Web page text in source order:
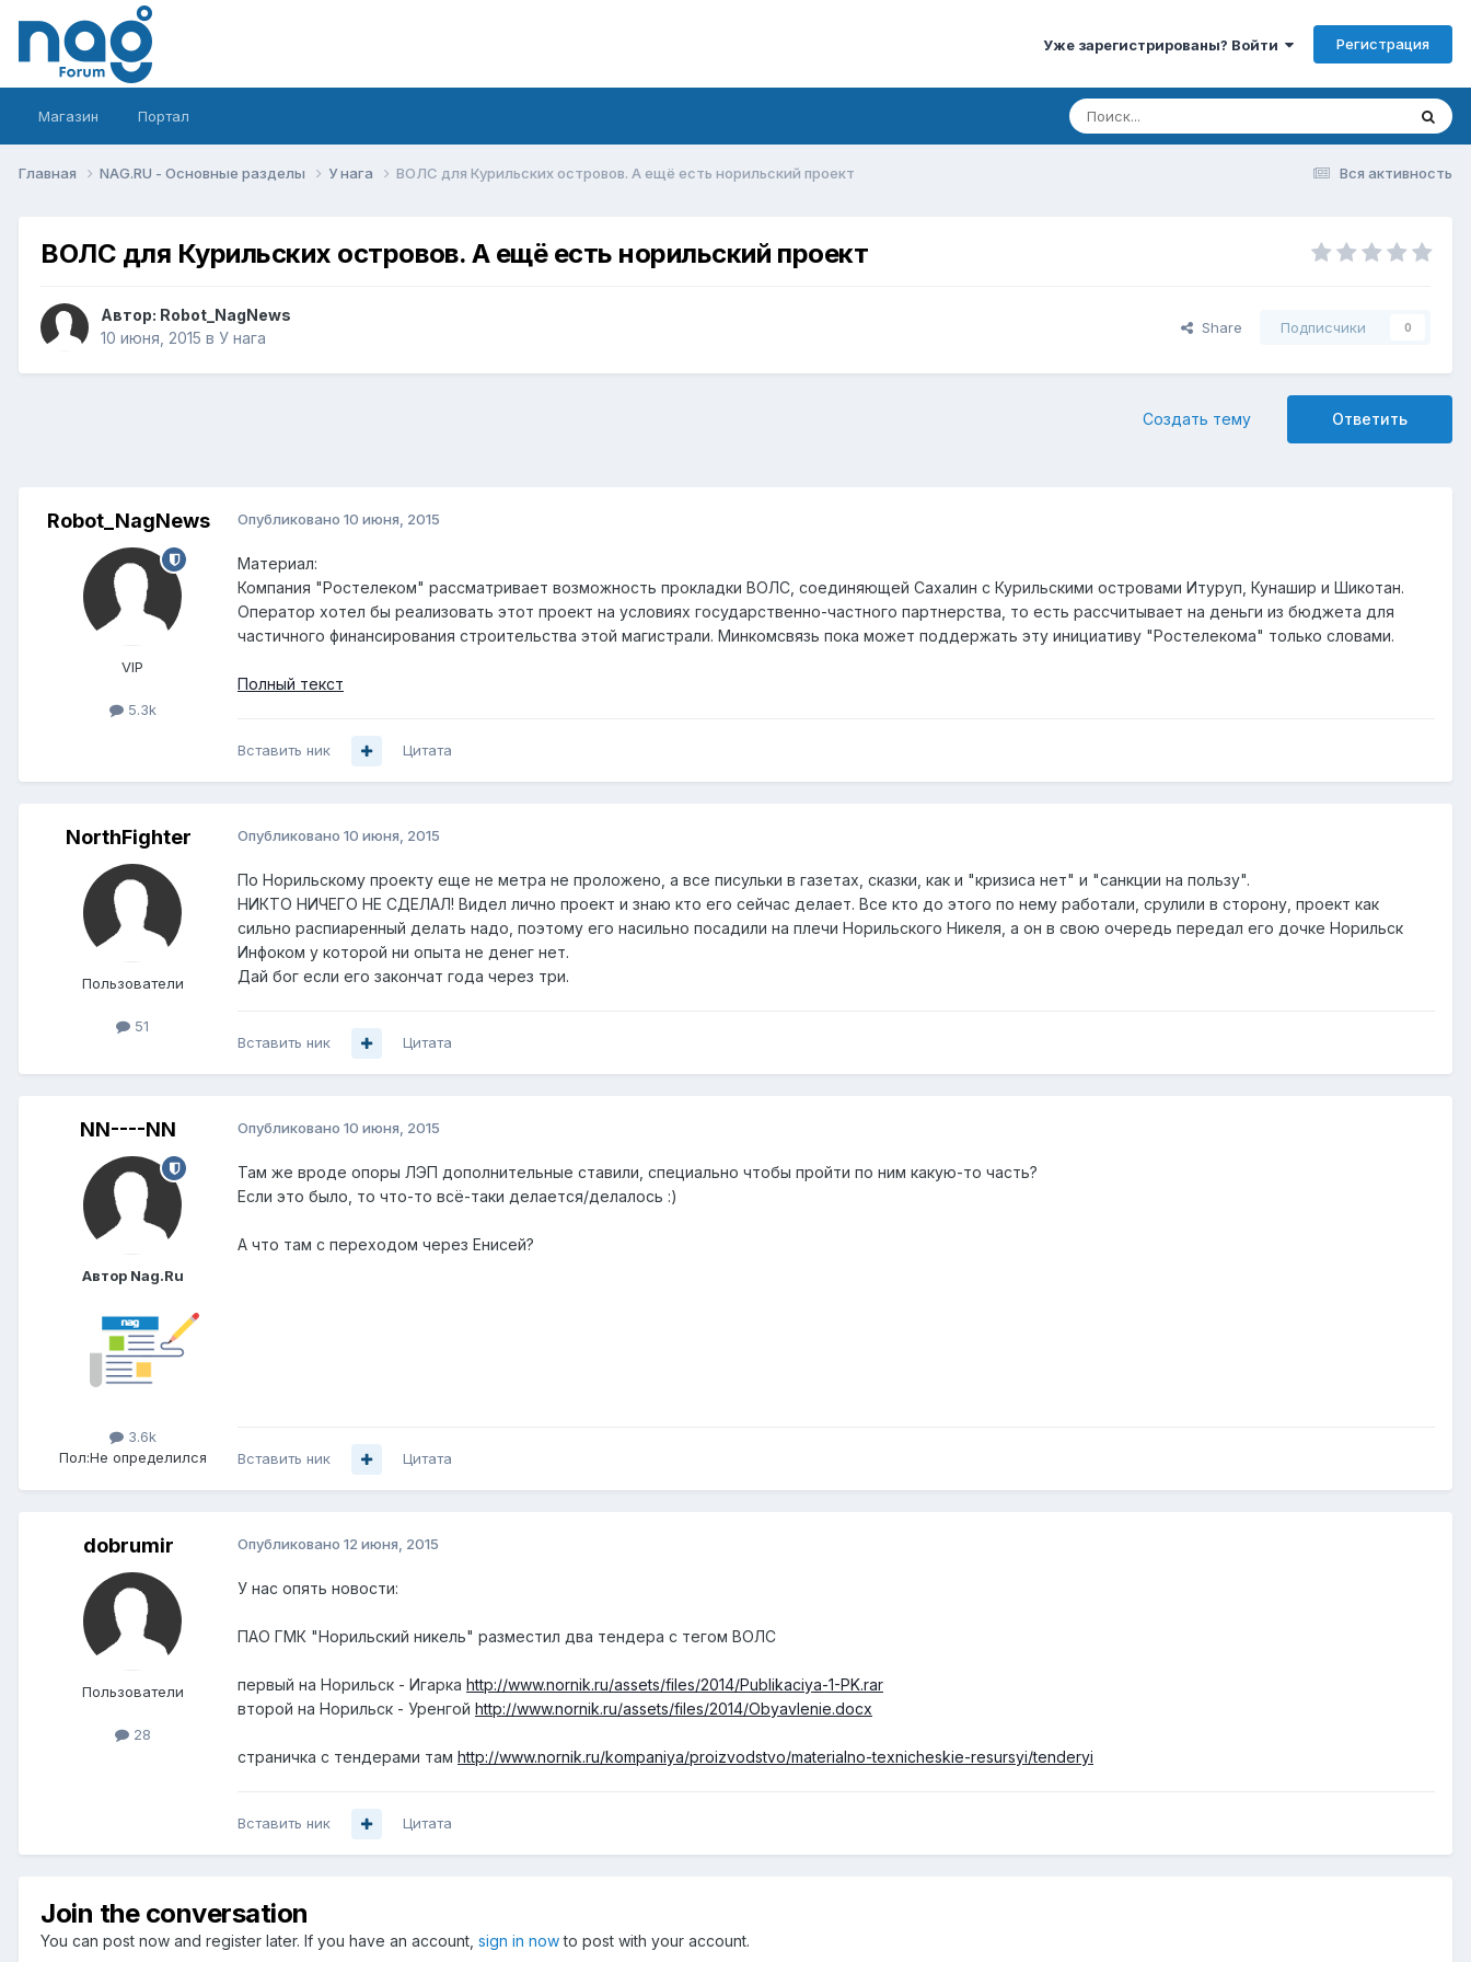
Уже зарегистрированы? Войти Регистрация
Магазин Портал
Вся активность
Главная NAG.RU - Основные разделы У нага ВОЛС для Курильских островов. А ещё есть норильский проект
ВОЛС для Курильских островов. А ещё есть норильский проект
Автор: Robot_NagNews
10 июня, 2015 в У нага
Share Подписчики 0
Ответить
Создать тему
Robot_NagNews
VIP
5.3k
Опубликовано 10 июня, 2015
Материал:
Компания "Ростелеком" рассматривает возможность прокладки ВОЛС, соединяющей Сахалин с Курильскими островами Итуруп, Кунашир и Шикотан.
Оператор хотел бы реализовать этот проект на условиях государственно-частного партнерства, то есть рассчитывает на деньги из бюджета для
частичного финансирования строительства этой магистрали. Минкомсвязь пока может поддержать эту инициативу "Ростелекома" только словами.
Полный текст
Вставить ник Цитата
NorthFighter
Пользователи
51
Опубликовано 10 июня, 2015
По Норильскому проекту еще не метра не проложено, а все писульки в газетах, сказки, как и "кризиса нет" и "санкции на пользу".
НИКТО НИЧЕГО НЕ СДЕЛАЛ! Видел лично проект и знаю кто его сейчас делает. Все кто до этого по нему работали, срулили в сторону, проект как
сильно распиаренный делать надо, поэтому его насильно посадили на плечи Норильского Никеля, а он в свою очередь передал его дочке Норильск
Инфоком у которой ни опыта не денег нет.
Дай бог если его закончат года через три.
Вставить ник Цитата
NN----NN
Автор Nag.Ru
3.6k
Пол:Не определился
Опубликовано 10 июня, 2015
Там же вроде опоры ЛЭП дополнительные ставили, специально чтобы пройти по ним какую-то часть?
Если это было, то что-то всё-таки делается/делалось :)
А что там с переходом через Енисей?
Вставить ник Цитата
dobrumir
Пользователи
28
Опубликовано 12 июня, 2015
У нас опять новости:
ПАО ГМК "Норильский никель" разместил два тендера с тегом ВОЛС
первый на Норильск - Игарка http://www.nornik.ru/assets/files/2014/Publikaciya-1-PK.rar
второй на Норильск - Уренгой http://www.nornik.ru/assets/files/2014/Obyavlenie.docx
страничка с тендерами там http://www.nornik.ru/kompaniya/proizvodstvo/materialno-texnicheskie-resursyi/tenderyi
Вставить ник Цитата
Join the conversation
You can post now and register later. If you have an account, sign in nowto post with your account.